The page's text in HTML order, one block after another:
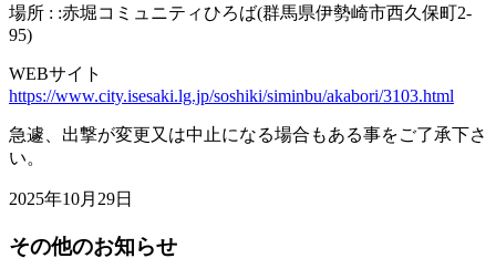
場所 : :赤堀コミュニティひろば(群馬県伊勢崎市西久保町2-
95)
WEBサイト
https://www.city.isesaki.lg.jp/soshiki/siminbu/akabori/3103.html
急遽、出撃が変更又は中止になる場合もある事をご了承下さ
い。
2025年10月29日
その他のお知らせ